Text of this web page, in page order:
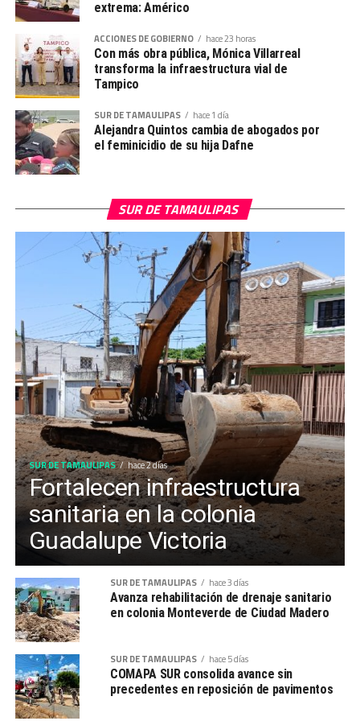
extrema: Américo
ACCIONES DE GOBIERNO hace 23 horas
Con más obra pública, Mónica Villarreal
transforma la infraestructura vial de
Tampico
SUR DE TAMAULIPAS hace 1 día
Alejandra Quintos cambia de abogados por
el feminicidio de su hija Dafne
SUR DE TAMAULIPAS
SUR DE TAMAULIPAS hace 2 días
Fortalecen infraestructura
sanitaria en la colonia
Guadalupe Victoria
SUR DE TAMAULIPAS hace 3 días
Avanza rehabilitación de drenaje sanitario
en colonia Monteverde de Ciudad Madero
SUR DE TAMAULIPAS hace 5 días
COMAPA SUR consolida avance sin
precedentes en reposición de pavimentos